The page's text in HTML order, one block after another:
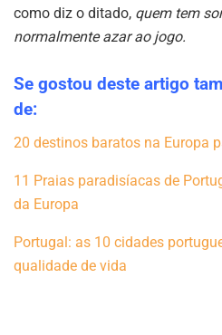
como diz o ditado, quem tem
normalmente azar ao jogo.
Se gostou deste artigo
de:
20 destinos baratos na Europa
11 Praias paradisíacas de
da Europa
Portugal: as 10 cidades
qualidade de vida